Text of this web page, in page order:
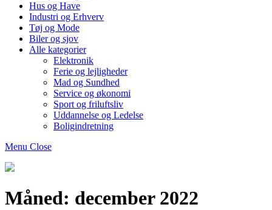
Hus og Have
Industri og Erhverv
Tøj og Mode
Biler og sjov
Alle kategorier
Elektronik
Ferie og lejligheder
Mad og Sundhed
Service og økonomi
Sport og friluftsliv
Uddannelse og Ledelse
Boligindretning
Menu Close
Bogtosset
Måned: december 2022